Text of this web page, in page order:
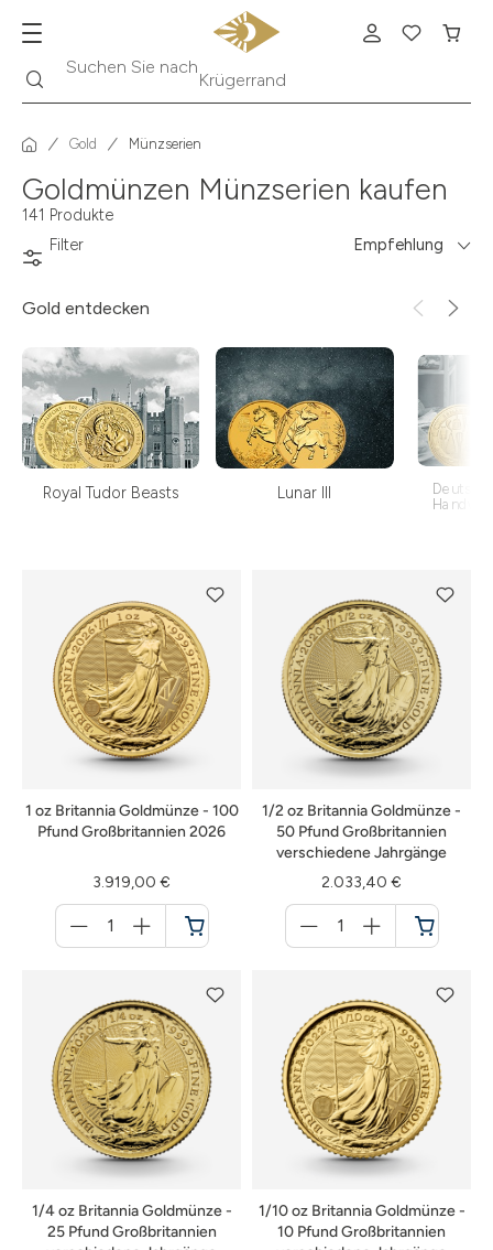
Suchen Sie nach
Gold Münzserien
Goldmünzen Münzserien kaufen
141 Produkte
Filter
Empfehlung
Gold entdecken
Royal Tudor Beasts Lunar III
1 oz Britannia Goldmünze - 100
Pfund Großbritannien 2026
3.919,00 €
für
Warenkorb
1/2 oz Britannia Goldmünze -
50 Pfund Großbritannien
verschiedene Jahrgänge
2.033,40 €
für
Warenkorb
1/4 oz Britannia Goldmünze -
25 Pfund Großbritannien
1/10 oz Britannia Goldmünze -
10 Pfund Großbritannien